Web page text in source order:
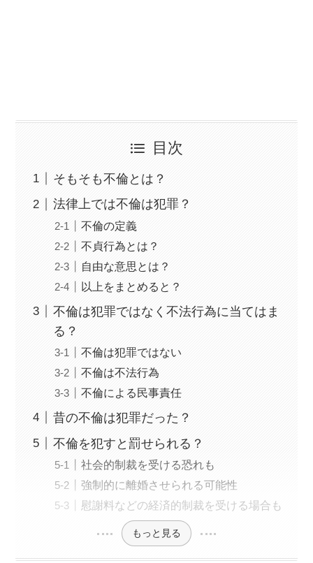
目次
そもそも不倫とは？
法律上では不倫は犯罪？
不倫の定義
不貞行為とは？
自由な意思とは？
以上をまとめると？
不倫は犯罪ではなく不法行為に当てはま
る？
不倫は犯罪ではない
不倫は不法行為
不倫による民事責任
昔の不倫は犯罪だった？
不倫を犯すと罰せられる？
社会的制裁を受ける恐れも
強制的に離婚させられる可能性
慰謝料などの経済的制裁を受ける場合も
もっと見る